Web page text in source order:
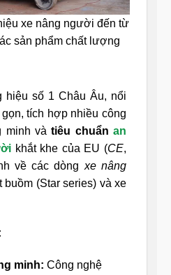
xe nâng người đến từ
sản phẩm chất lượng
hiệu số 1 Châu Âu, nổi
tích hợp nhiều công
minh vàtiêu chuẩn an
khắt khe của EU (CE,
về các dòng xe nâng
buồm (Star series) và xe
minh: Công nghệ